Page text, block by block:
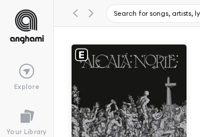
Explore
Your Library